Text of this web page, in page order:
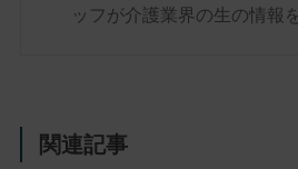
ッフが介護業界の生の情報
関連記事